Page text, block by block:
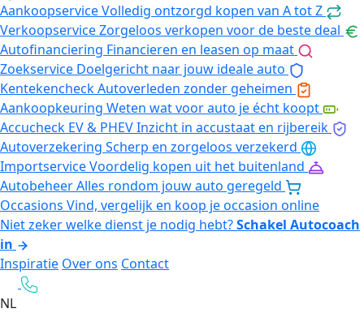
AankoopserviceVolledig ontzorgd kopen van A tot Z
VerkoopserviceZorgeloos verkopen voor de beste deal
Autofinanciering Financieren en leasen op maat
Zoekservice Doelgericht naar jouw ideale auto
KentekencheckAutoverleden zonder geheimen
Aankoopkeuring Weten wat voor auto je écht koopt
Accucheck EV & PHEVInzicht in accustaat en rijbereik
Autoverzekering Scherp en zorgeloos verzekerd
ImportserviceVoordelig kopen uit het buitenland
AutobeheerAlles rondom jouw auto geregeld
Occasions Vind, vergelijk en koop je occasion online
Niet zeker welke dienst je nodig hebt?Schakel Autocoach
in
Inspiratie Over ons Contact
NL